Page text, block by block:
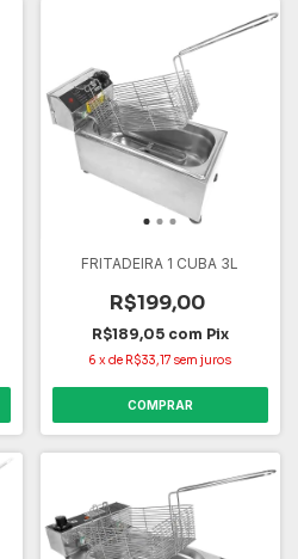
FRITADEIRA 1 CUBA 3L
R$199,00
R$189,05 com Pix
6 xde R$33,17 sem juros
COMPRAR